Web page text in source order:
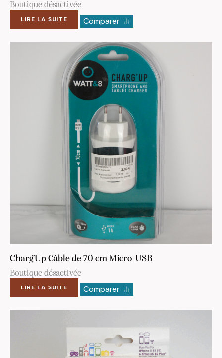
Boutique désactivée
LIRE LA SUITE Comparer
Charg’Up Câble de 70 cm Micro-USB
Boutique désactivée
LIRE LA SUITE Comparer